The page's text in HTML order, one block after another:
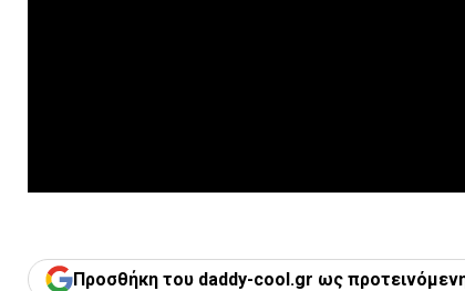
Προσθήκη του daddy-cool.gr ως